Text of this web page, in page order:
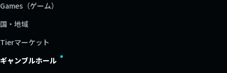
Games（ゲーム）
国・地域
Tierマーケット
ギャンブルホール